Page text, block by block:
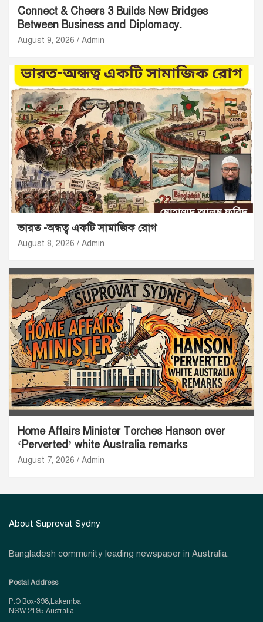
Connect & Cheers 3 Builds New Bridges
Between Business and Diplomacy.
August 9, 2026 Admin
ভারত -অন্ধত্ব একটি সামাজিক রোগ
August 8, 2026 Admin
Home Affairs Minister Torches Hanson over
‘Perverted’ white Australia remarks
August 7, 2026 Admin
About Suprovat Sydny
Bangladesh community leading newspaper in Australia.
Postal Address
P.O Box-398,Lakemba
NSW 2195 Australia.